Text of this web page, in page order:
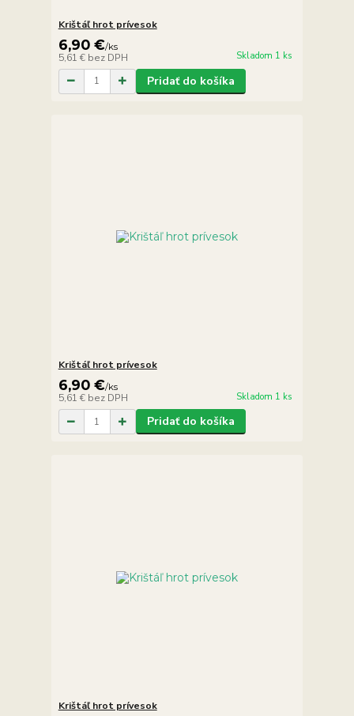
Krištáľ hrot prívesok
6,90 €/ks
5,61 € bez DPH Skladom 1 ks
Pridať do košíka
Krištáľ hrot prívesok
6,90 €/ks
5,61 € bez DPH Skladom 1 ks
Pridať do košíka
Krištáľ hrot prívesok